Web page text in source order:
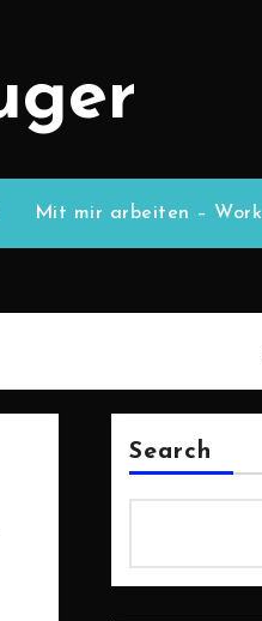
Mit mir arbeiten –
Search